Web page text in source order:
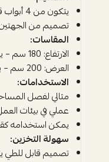
يتكون من 4 أبواب قابلة للطي، ما يوفر مرونة في الاستخدام.
تصميم من
المقاسات:
الارتفاع: 180 سم – يمنح الخصوصية الكاملة عند الاستخدام.
العرض: 200 سم – يغطي مساحة واسعة عند فرده بالكامل.
الاستخدامات:
مثالي لفصل
عملي في بيئات
يمكن استخدامه
سهولة التخزين:
تصميم قابل للطي